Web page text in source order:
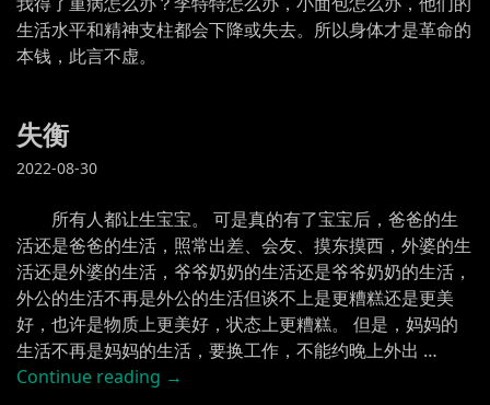
生活水平和精神支柱都会下降或失去。所以身体才是革命的
本钱，此言不虚。
失衡
2022-08-30
所有人都让生宝宝。 可是真的有了宝宝后，爸爸的生
活还是爸爸的生活，照常出差、会友、摸东摸西，外婆的生
活还是外婆的生活，爷爷奶奶的生活还是爷爷奶奶的生活，
外公的生活不再是外公的生活但谈不上是更糟糕还是更美
好，也许是物质上更美好，状态上更糟糕。 但是，妈妈的
生活不再是妈妈的生活，要换工作，不能约晚上外出 …
Continue reading →